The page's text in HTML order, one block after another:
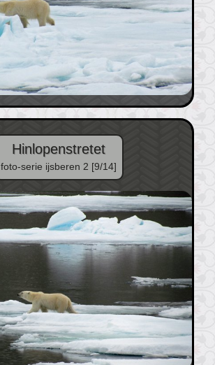
Hinlopenstretet
foto-serie ijsberen 2 [9/14]